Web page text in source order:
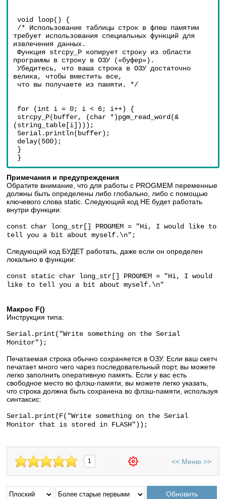
void loop() {
требует использования специальных функций для
извлечения данных.
Функция strcpy_P копирует строку из области
программы в строку в ОЗУ («буфер»).
Убедитесь, что ваша строка в ОЗУ достаточно
велика, чтобы вместить все,
что вы получаете из памяти. */
for (int i = 0; i < 6; i++) {
(string_table[i])));
Serial.println(buffer);
delay(500);
}
}
Примечания и предупреждения
Обратите внимание, что для работы с PROGMEM переменные
должны быть определены либо глобально, либо с помощью
ключевого слова static. Следующий код НЕ будет работать
внутри функции:
const char long_str[] PROGMEM = "Hi, I would like to
tell you a bit about myself.\n";
Следующий код БУДЕТ работать, даже если он определен
локально в функции:
const static char long_str[] PROGMEM = "Hi, I would
like to tell you a bit about myself.\n"
Макрос F()
Инструкция типа:
Serial.print("Write something on the Serial
Monitor");
Печатаемая строка обычно сохраняется в ОЗУ. Если ваш скетч
печатает много чего чарез последовательный порт, вы можете
легко заполнить оперативную память. Если у вас есть
свободное место во флэш-памяти, вы можете легко указать,
что строка должна быть сохранена во флэш-памяти, используя
синтаксис:
Serial.print(F("Write something on the Serial
Monitor that is stored in FLASH"));
1 << Меню >>